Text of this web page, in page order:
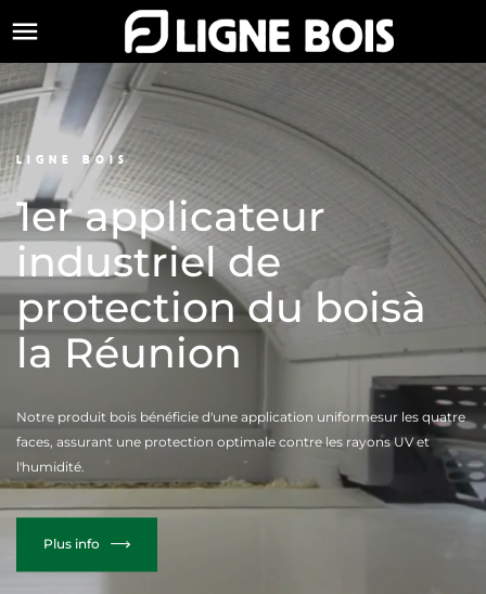

LIGNE BOIS
1er applicateur
industrielde
protection du boisà
la Réunion
Notre produit bois bénéficie d'une application uniformesur les quatre
faces, assurant une protection optimale contre les rayons UV et
l'humidité.
Plus info